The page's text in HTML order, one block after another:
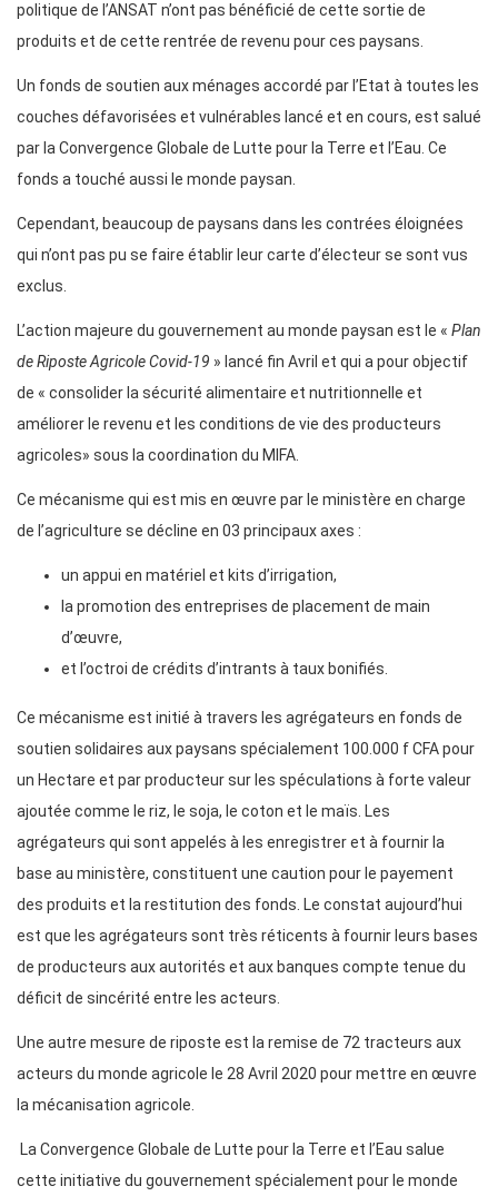
politique de l’ANSAT n’ont pas bénéficié de cette sortie de
produits et de cette rentrée de revenu pour ces paysans.
Un fonds de soutien aux ménages accordé par l’Etat à toutes les
couches défavorisées et vulnérables lancé et en cours, est salué
par la Convergence Globale de Lutte pour la Terre et l’Eau. Ce
fonds a touché aussi le monde paysan.
Cependant, beaucoup de paysans dans les contrées éloignées
qui n’ont pas pu se faire établir leur carte d’électeur se sont vus
exclus.
L’action majeure du gouvernement au monde paysan est le « Plan
de Riposte Agricole Covid-19 » lancé fin Avril et qui a pour objectif
de « consolider la sécurité alimentaire et nutritionnelle et
améliorer le revenu et les conditions de vie des producteurs
agricoles» sous la coordination du MIFA.
Ce mécanisme qui est mis en œuvre par le ministère en charge
de l’agriculture se décline en 03 principaux axes :
un appui en matériel et kits d’irrigation,
la promotion des entreprises de placement de main
d’œuvre,
et l’octroi de crédits d’intrants à taux bonifiés.
Ce mécanisme est initié à travers les agrégateurs en fonds de
soutien solidaires aux paysans spécialement 100.000 f CFA pour
un Hectare et par producteur sur les spéculations à forte valeur
ajoutée comme le riz, le soja, le coton et le maïs. Les
agrégateurs qui sont appelés à les enregistrer et à fournir la
base au ministère, constituent une caution pour le payement
des produits et la restitution des fonds. Le constat aujourd’hui
est que les agrégateurs sont très réticents à fournir leurs bases
de producteurs aux autorités et aux banques compte tenue du
déficit de sincérité entre les acteurs.
Une autre mesure de riposte est la remise de 72 tracteurs aux
acteurs du monde agricole le 28 Avril 2020 pour mettre en œuvre
la mécanisation agricole.
La Convergence Globale de Lutte pour la Terre et l’Eau salue
cette initiative du gouvernement spécialement pour le monde